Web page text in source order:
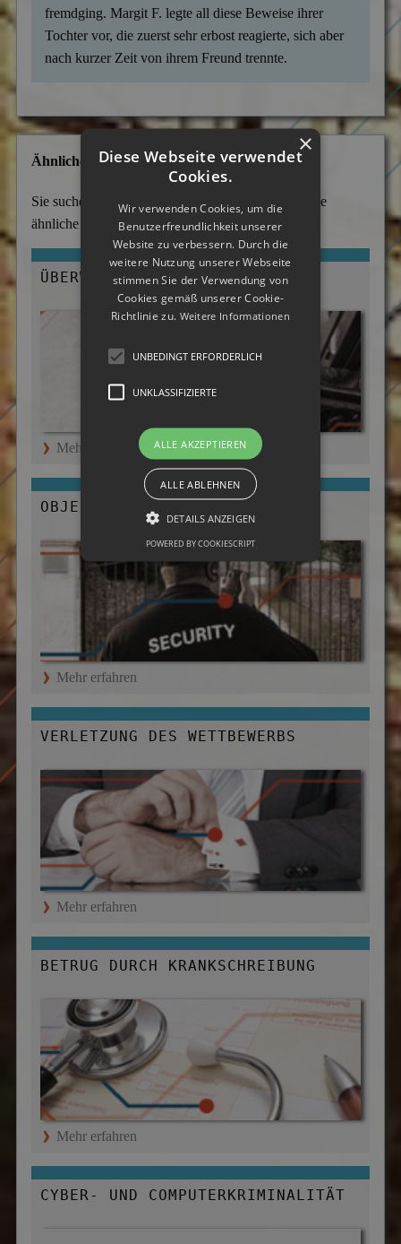
fremdging. Margit F. legte all diese Beweise ihrer
Tochter vor, die zuerst sehr erbost reagierte, sich aber
nach kurzer Zeit von ihrem Freund trennte.
Ähnliche Tätigkeitsbereiche
Sie suche ein anderes Einsatzgebiet? Hier finden Sie
ähnliche und häufig ausgewählte Themen:
ÜBERWACHUNG DER MITARBEITER
Mehr erfahren
OBJEKT- UND PERSONENSCHUTZ
Mehr erfahren
VERLETZUNG DES WETTBEWERBS
Mehr erfahren
BETRUG DURCH KRANKSCHREIBUNG
Mehr erfahren
CYBER- UND COMPUTERKRIMINALITÄT
×
Diese Webseite verwendet
Cookies.
Wir verwenden Cookies, um die
Benutzerfreundlichkeit unserer
Website zu verbessern. Durch die
weitere Nutzung unserer Webseite
stimmen Sie der Verwendung von
Cookies gemäß unserer Cookie-
Richtlinie zu. Weitere Informationen
UNBEDINGT ERFORDERLICH
UNKLASSIFIZIERTE
ALLE AKZEPTIEREN
ALLE ABLEHNEN
DETAILS ANZEIGEN
POWERED BY COOKIESCRIPT